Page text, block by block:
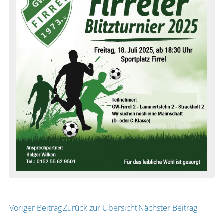
Voriger BeitragZurück zur ÜbersichtNächster Beitrag